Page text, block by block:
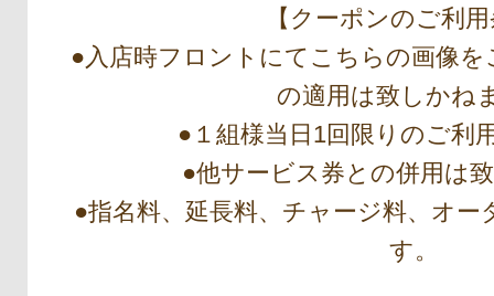
【クーポンのご利
●入店時フロントにてこちらの画像
の適用は致しかね
●１組様当日1回限りのご利
●他サービス券との併用は
●指名料、延長料、チャージ料、オ
す。